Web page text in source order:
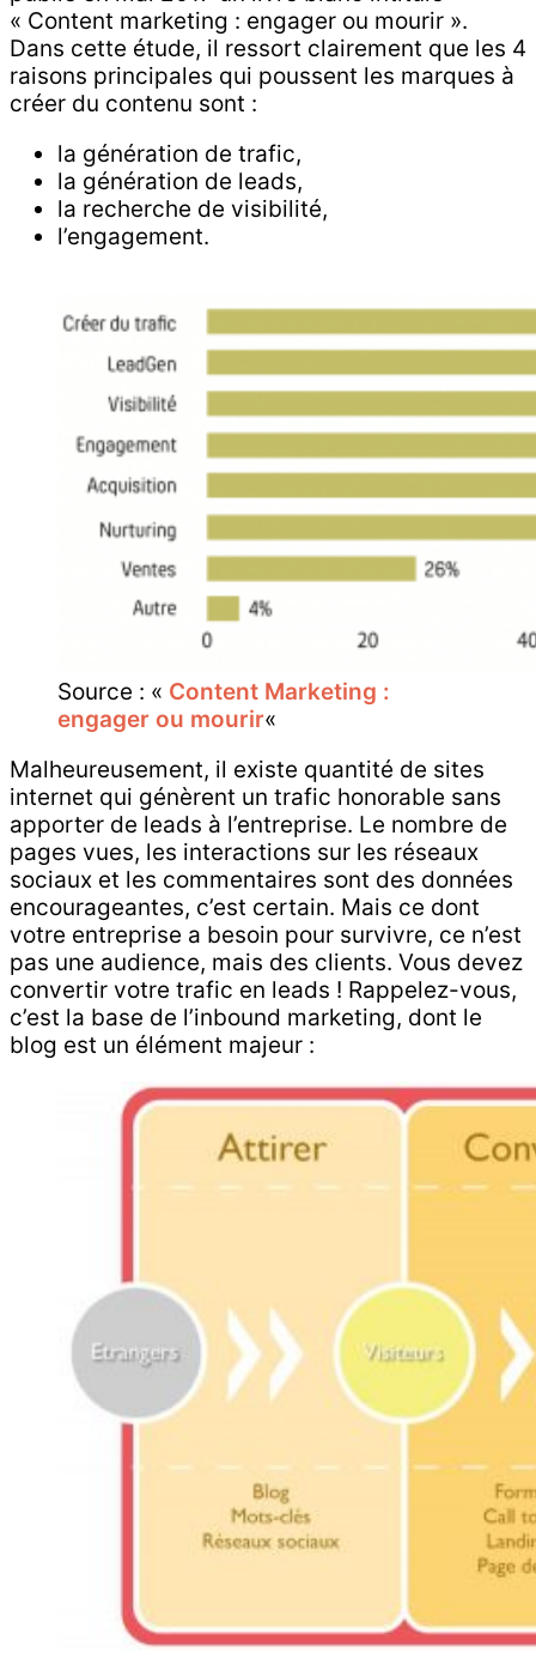
« Content marketing : engager ou mourir ».
Dans cette étude, il ressort clairement que les 4
raisons principales qui poussent les marques à
créer du contenu sont :
la génération de trafic,
la génération de leads,
la recherche de visibilité,
l’engagement.
Source : « Content Marketing :
engager ou mourir«
Malheureusement, il existe quantité de sites
internet qui génèrent un trafic honorable sans
apporter de leads à l’entreprise. Le nombre de
pages vues, les interactions sur les réseaux
sociaux et les commentaires sont des données
encourageantes, c’est certain. Mais ce dont
votre entreprise a besoin pour survivre, ce n’est
pas une audience, mais des clients. Vous devez
convertir votre trafic en leads ! Rappelez-vous,
c’est la base de l’inbound marketing, dont le
blog est un élément majeur :